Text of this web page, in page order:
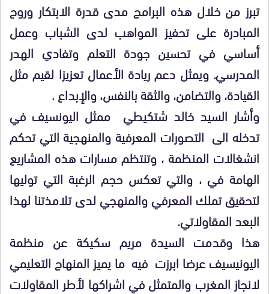
تبرز من خلال هذه البرامج مدى قدرة الابتكار وروح
المبادرة على تحفيز المواهب لدى الشباب وعمل
أساسي في تحسين جودة التعلم وتفادي الهدر
المدرسي. ويمثل دعم ريادة الأعمال تعزيزا لقيم مثل
القيادة، والتضامن، والثقة بالنفس، والإبداع .
وأشار السيد خالد شتكيطي ممثل اليونسيف في
تدخله الى التصورات المعرفية والمنهجية التي تحكم
انشغالات المنظمة ، وتنتظم مسارات هذه المشاريع
الهامة في ، والتي تعكس حجم الرغبة التي توليها
لتحقيق تملك المعرفي والمنهجي لدى تلامذتنا لهذا
البعد المقاولاتي.
هذا وقدمت السيدة مريم سكيكة عن منظمة
اليونيسيف عرضا ابرزت فيه ما يميز المنهاج التعليمي
لانجاز المغرب والمتمثل في اشراكها لأطر المقاولات